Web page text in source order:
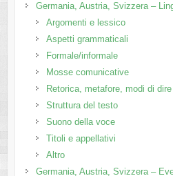
Germania, Austria, Svizzera –
Argomenti e lessico
Aspetti grammaticali
Formale/informale
Mosse comunicative
Retorica, metafore, modi di dire
Struttura del testo
Suono della voce
Titoli e appellativi
Altro
Germania, Austria, Svizzera –